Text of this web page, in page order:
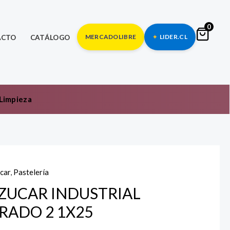
CATÁLOGO MERCADOLIBRE LIDER.CL
0
Limpieza
, Pastelería
INDUSTRIAL
2 1X25